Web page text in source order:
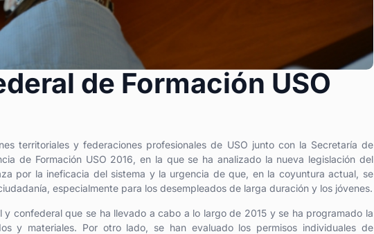
de Formación USO
territoriales y federaciones profesionales de USO junto con la Secretaría de
de Formación USO 2016, en la que se ha analizado la nueva legislación del
por la ineficacia del sistema y la urgencia de que, en la coyuntura actual, se
especialmente para los desempleados de larga duración y los jóvenes.
confederal que se ha llevado a cabo a lo largo de 2015 y se ha programado la
y materiales. Por otro lado, se han evaluado los permisos individuales de